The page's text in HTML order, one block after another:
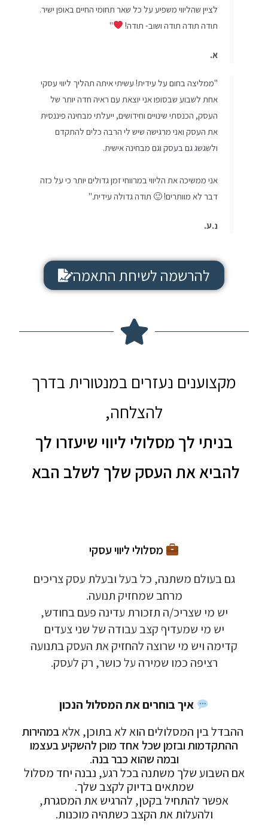
לציין שהליווי משפיע על כל שאר תחומי החיים באופן ישיר.
תודה תודה תודה ושוב- תודה!
‏"
א.
"ממליצה בחום על עידית! עשיתי איתה תהליך ליווי עסקי
אחת לשבוע שבסופו אני יוצאת עם ראיה חדה יותר של
העסק, הכנסתי שינויים וחידושים, ייעלתי מבחינה פיננסית
את העסק ואני מרגישה שיש לי הרבה כלים להתקדם
ולשגשג גם בעסק וגם מבחינה אישית.
אני ממשיכה את הליווי במרווחי זמן גדולים יותר כי על כזה
דבר לא מוותרים! 🙂 תודה גדולה עידית."
נ.ע.
להרשמה לשיחת התאמה
מקצוענים נעזרים במנטורית בדרך
להצלחה,
בניתי לך מסלולי ליווי שיעזרו לך
להביא את העסק שלך לשלב הבא
מסלולי ליווי עסקי
גם בעולם משתנה, כל בעל ובעלת עסק צריכים
מרחב שמחזיק תנועה.
יש מי שצריכ/ה תזכורת עדינה פעם בחודש,
יש מי שמעדיף קצב עבודה של שני צעדים
קדימה ויש מי שרוצה להחזיק את העסק בתנועה
רציפה כמו שמירה על כושר, רק לעסק.
איך בוחרים את המסלול הנכון
ההבדל בין המסלולים הוא לא בתוכן, אלאבמהירות
ההתקדמות ובזמן שכל אחד מוכן להשקיע בעצמו
ובמה שהוא כבר בנה.
אם השבוע שלך משתנה בכל רגע, נבנה יחד מסלול
שמתאים בדיוק לקצב שלך.
אפשר להתחיל בקטן, להרגיש את המסגרת,
ולהעלות את הקצב כשתהיה מוכנות.